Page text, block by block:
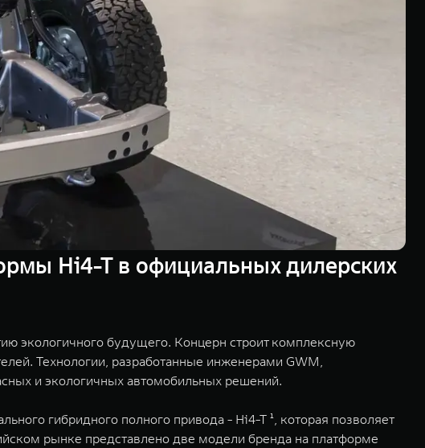
Hi4-T в официальных дилерских
экологичного будущего. Концерн строит комплексную
Технологии, разработанные инженерами GWM,
и экологичных автомобильных решений.
гибридного полного привода - Hi4-T ¹, которая позволяет
рынке представлено две модели бренда на платформе